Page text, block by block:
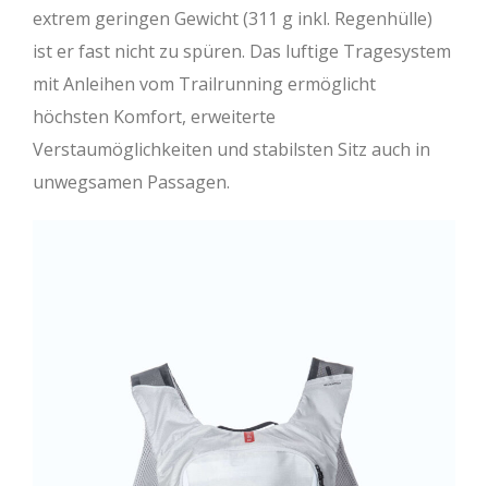
extrem geringen Gewicht (311 g inkl. Regenhülle)
ist er fast nicht zu spüren. Das luftige Tragesystem
mit Anleihen vom Trailrunning ermöglicht
höchsten Komfort, erweiterte
Verstaumöglichkeiten und stabilsten Sitz auch in
unwegsamen Passagen.